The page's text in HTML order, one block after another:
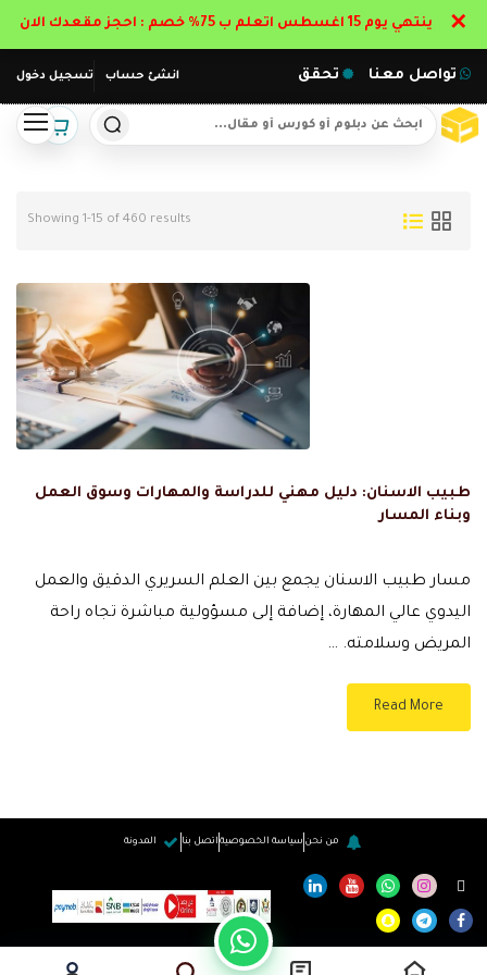
انشئ حساب تسجيل دخول تواصل معنا تحقق
Showing 1-15 of 460 results
طبيب الاسنان: دليل مهني للدراسة والمهارات وسوق العمل
وبناء المسار
مسار طبيب الاسنان يجمع بين العلم السريري الدقيق والعمل
اليدوي عالي المهارة، إضافة إلى مسؤولية مباشرة تجاه راحة
المريض وسلامته. …
Read More
من نحن سياسة الخصوصية اتصل بنا المدونة
ينتهي يوم 15 اغسطس اتعلم ب 75% خصم : احجز مقعدك الان ✕